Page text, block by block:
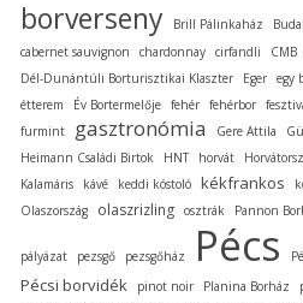
borverseny Brill Pálinkaház
cabernet sauvignon chardonnay cirfandli CMB
Dél-Dunántúli Borturisztikai Klaszter
Eger egy
étterem
Év Bortermelője fehér fehérbor
furmint
gasztronómia Gere Attila
Heimann Családi Birtok
HNT horvát
Kalamáris kávé keddi kóstoló kékfrankos
Olaszország
olaszrizling osztrák Pannon
pályázat pezsgő pezsgőház Pécs
Pécsi borvidék pinot noir Planina Borház